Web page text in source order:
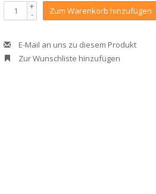
+
- Zum Warenkorb hinzufügen
E-Mail an uns zu diesem Produkt
Zur Wunschliste hinzufügen